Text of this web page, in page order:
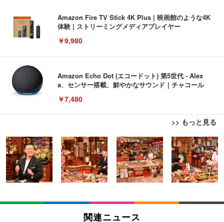
Amazon Fire TV Stick 4K Plus | 映画館のような4K
体験 | ストリーミングメディアプレイヤー
￥9,980
Amazon Echo Dot (エコードット) 第5世代 - Alex
a、センサー搭載、鮮やかなサウンド｜チャコール
￥7,480
>> もっと見る
[EdoErgo] オフィスチェア 椅子 テレワーク 疲れな
い 跳ね上げ式アームレスト コンパクト 約105度ロッ
キング pc 事務椅子 360度回転 座面昇降 強化ナイロ
ン樹脂ベース 通気性メッシュ 在宅ワーク H-WY01
(黒網+黒枠+黒足)
￥5,699
SIHOO B100 オフィスチェア／デスクチェア メッシ
ュチェア 人間工学 疲れない ブラック
EIZO ビジネス向けプレミアムモニター | FlexScan
EV3240X-WT | 31.5型4K UHD・USB Type-C・ホワ
イト
￥105,595
EIZO ビジネス向けプレミアムモニター | FlexScan
Amazonベーシック ペットシーツ 薄型 レギュラー 1
回使い捨て 無香料 ホワイト 300枚
￥3,373
Amazonベーシック ペットシーツ 厚型 ワイド 42枚
x2袋(84枚) ホワイト(吸収面:ライトブルー)
関連ニュース